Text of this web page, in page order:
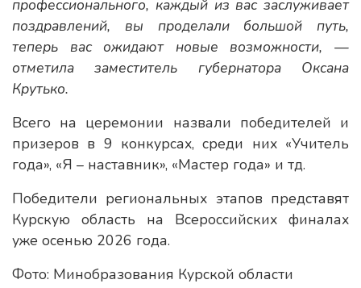
профессионального, каждый из вас заслуживает
поздравлений, вы проделали большой путь,
теперь вас ожидают новые возможности, —
отметила заместитель губернатора Оксана
Крутько.
Всего на церемонии назвали победителей и
призеров в 9 конкурсах, среди них «Учитель
года», «Я – наставник», «Мастер года» и тд.
Победители региональных этапов представят
Курскую область на Всероссийских финалах
уже осенью 2026 года.
Фото: Минобразования Курской области